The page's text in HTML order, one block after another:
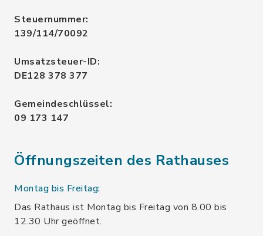
Steuernummer:
139/114/70092
Umsatzsteuer-ID:
DE128 378 377
Gemeindeschlüssel:
09 173 147
Öffnungszeiten des Rathauses
Montag bis Freitag:
Das Rathaus ist Montag bis Freitag von 8.00 bis
12.30 Uhr geöffnet.